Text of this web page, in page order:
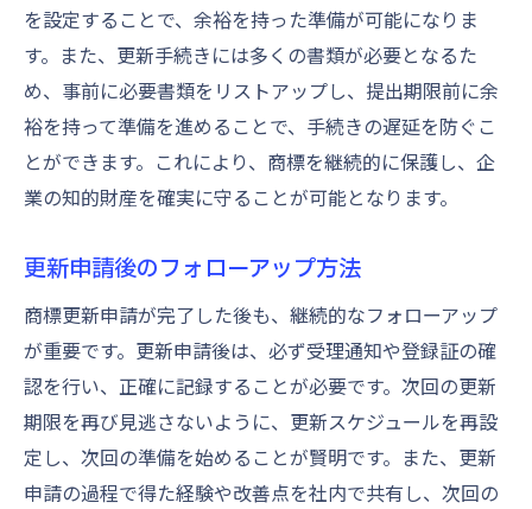
を設定することで、余裕を持った準備が可能になりま
す。また、更新手続きには多くの書類が必要となるた
め、事前に必要書類をリストアップし、提出期限前に余
裕を持って準備を進めることで、手続きの遅延を防ぐこ
とができます。これにより、商標を継続的に保護し、企
業の知的財産を確実に守ることが可能となります。
更新申請後のフォローアップ方法
商標更新申請が完了した後も、継続的なフォローアップ
が重要です。更新申請後は、必ず受理通知や登録証の確
認を行い、正確に記録することが必要です。次回の更新
期限を再び見逃さないように、更新スケジュールを再設
定し、次回の準備を始めることが賢明です。また、更新
申請の過程で得た経験や改善点を社内で共有し、次回の